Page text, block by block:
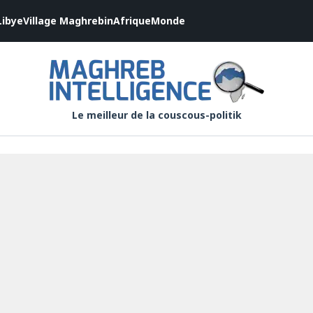
Village MaghrebinAfriqueMonde
Le meilleur de la couscous-politik